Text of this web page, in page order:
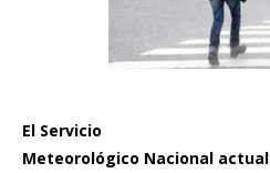
El Servicio
Meteorológico Nacional